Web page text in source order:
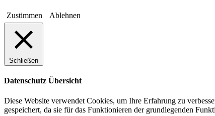
Zustimmen Ablehnen
Schließen
Datenschutz Übersicht
Diese Website verwendet Cookies, um Ihre Erfahrung zu
gespeichert, da sie für das Funktionieren der grundlegenden